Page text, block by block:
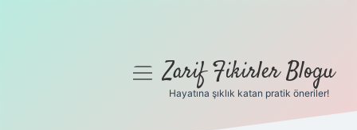
menüyüZarif Fikirler Blogu
Hayatına şıklık katan pratik öneriler!